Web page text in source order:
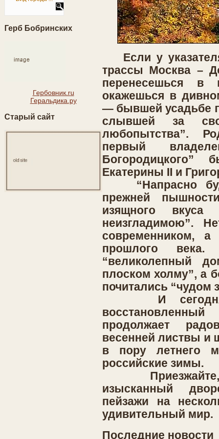
Герб Бобринских
Гербовник.ru
Геральдика.ру
Старый сайт
Если у
трассы Москва –
перенесешься в
окажешься в
— бывшей усадьбе
слывшей за
любопытства”.
первый
Екатерины II и
“Напрасно
прежней
изящного вкуса
неизгладимою”.
современником, а
прошлого
“великолепный
плоском холму”, а
почитались “чудом
И сегодня,
продолжает
весенней листвы и
в пору летнего
российские зимы.
Приезжайте, и
изысканный
пейзажи на
удивительный мир.
Последние новости